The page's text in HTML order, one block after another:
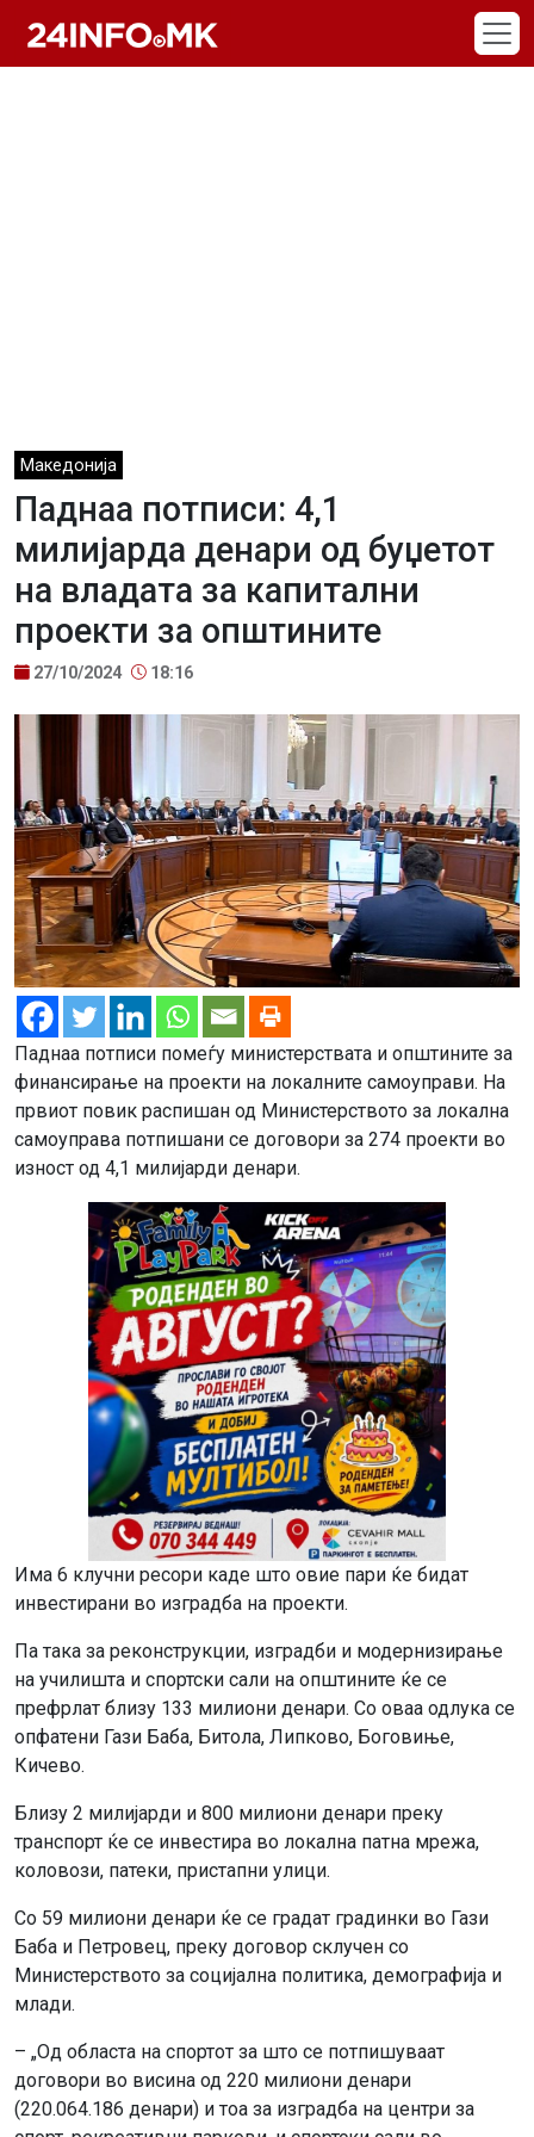
Македонија
Паднаа потписи: 4,1
милијарда денари од буџетот
на владата за капитални
проекти за општините
27/10/2024 18:16
Паднаа потписи помеѓу министерствата и општините за
финансирање на проекти на локалните самоуправи. На
првиот повик распишан од Министерството за локална
самоуправа потпишани се договори за 274 проекти во
изност од 4,1 милијарди денари.
Има 6 клучни ресори каде што овие пари ќе бидат
инвестирани во изградба на проекти.
Па така за реконструкции, изградби и модернизирање
на училишта и спортски сали на општините ќе се
префрлат близу 133 милиони денари. Со оваа одлука се
опфатени Гази Баба, Битола, Липково, Боговиње,
Кичево.
Близу 2 милијарди и 800 милиони денари преку
транспорт ќе се инвестира во локална патна мрежа,
коловози, патеки, пристапни улици.
Со 59 милиони денари ќе се градат градинки во Гази
Баба и Петровец, преку договор склучен со
Министерството за социјална политика, демографија и
млади.
– „Од областа на спортот за што се потпишуваат
договори во висина од 220 милиони денари
(220.064.186 денари) и тоа за изградба на центри за